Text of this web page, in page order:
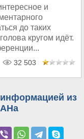
и
до таких
кругом идёт.
32 503
из